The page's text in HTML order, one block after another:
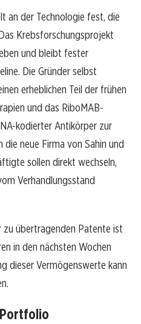
an der Technologie fest, die
Krebsforschungsprojekt
und bleibt fester
Die Gründer selbst
erheblichen Teil der frühen
und das RiboMAB-
kodierter Antikörper zur
neue Firma von Sahin und
sollen direkt wechseln,
Verhandlungsstand
zu übertragenden Patente ist
in den nächsten Wochen
dieser Vermögenswerte kann